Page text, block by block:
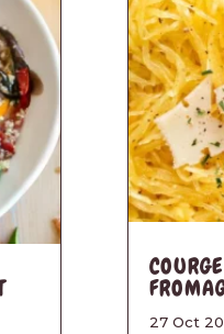
27 Oct